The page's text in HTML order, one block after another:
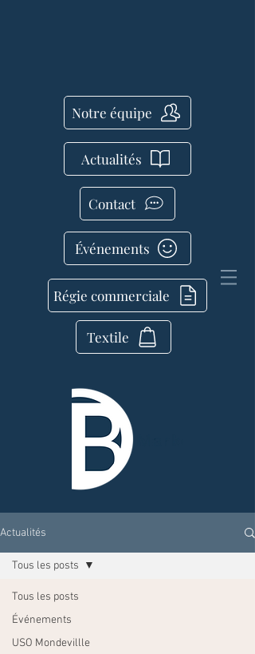
Notre équipe
Actualités
Contact
Événements
Régie commerciale
Textile
Actualités
Tous les posts
Événements
USO Mondevillle
Tous les posts